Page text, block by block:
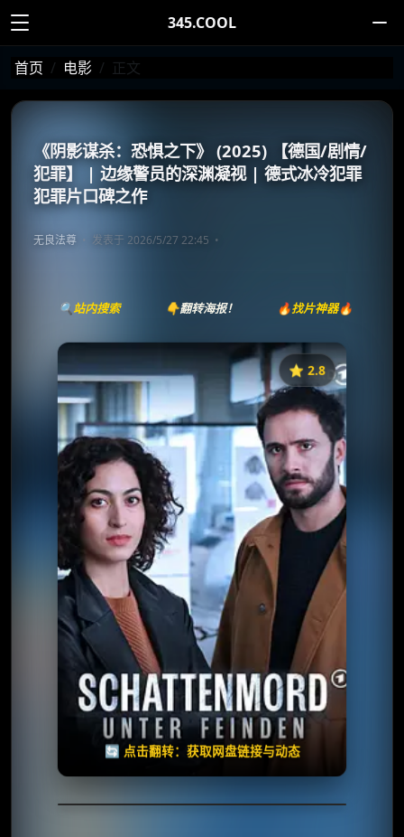
345.COOL
首页 电影 正文
《阴影谋杀：恐惧之下》 (2025) 【德国/剧情/
犯罪】 | 边缘警员的深渊凝视 | 德式冰冷犯罪
犯罪片口碑之作
无良法尊 发表于 2026/5/27 22:45
🔍站内搜索 👇翻转海报！ 🔥找片神器🔥
⭐️ 2.8
🔄 点击翻转：获取网盘链接与动态
《Schattenmord: Unter Feinden》
⭐
收藏
⭐️ 评分：2.8 | 🎬 2025年
夸克网盘
百度网盘
失效请反馈
🧧️
天天领红包